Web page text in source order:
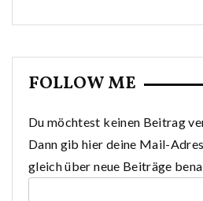
FOLLOW ME
Du möchtest keinen Beitrag
Dann gib hier deine Mail-
gleich über neue Beiträge